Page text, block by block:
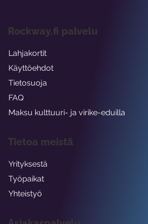
Rockway.fi palvelu
Lahjakortit
Käyttöehdot
Tietosuoja
FAQ
Maksu kulttuuri- ja virike-eduilla
Tietoa meistä
Yrityksestä
Työpaikat
Yhteistyö